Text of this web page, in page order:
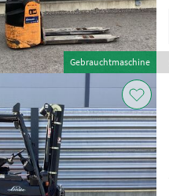
Gebrauchtmaschine